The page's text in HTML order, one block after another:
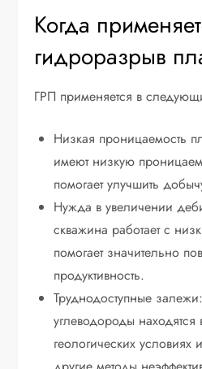
Когда
гидроразрыв
ГРП применяется в
Низкая проницаемость
имеют низкую
помогает улучшить
Нужда в увеличении
скважина работает с
помогает значительно
продуктивность.
Труднодоступные
углеводороды
геологических условиях